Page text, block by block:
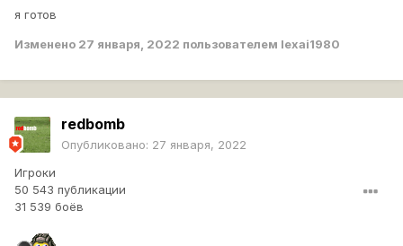
Возраст: 21+
Связь ТС: микро
ру2,ру6 (19 до 24 мск) не более 50-70
☬в состав 1 роты
равнозначна 2й, имеет приоритет над резервной ротой)
Уровень игры
я готов
Изменено 27 января, 2022 пользователем lexai1980
redbomb
Опубликовано: 27 января, 2022
Игроки
50 543 публикации
31 539 боёв